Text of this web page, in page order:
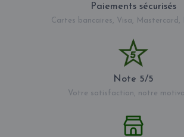
Paiements sécurisés
Cartes bancaires, Visa, Mastercard,
Note 5/5
Votre satisfaction, notre